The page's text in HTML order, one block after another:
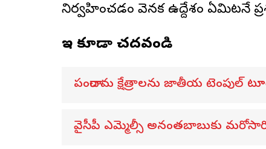
నిర్వహించడం వెనక ఉద్దేశం ఏమిటనే
ఇవి కూడా చదవండి
పంచారామ క్షేత్రాలను జాతీయ టెంపుల్
వైసీపీ ఎమ్మెల్సీ అనంతబాబుకు మరోసారి